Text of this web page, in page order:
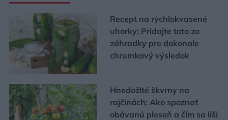
Recept na rýchlokvasené
uhorky: Pridajte toto zo
záhradky pre dokonale
chrumkavý výsledok
Hnedožlté škvrny na
rajčinách: Ako spoznať
obávanú pleseň a čím sa líši